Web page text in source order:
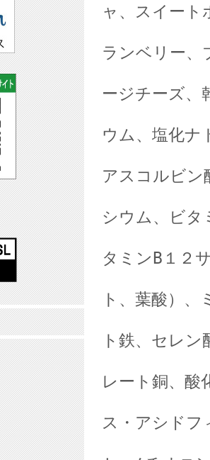
ャ、スイート
ランベリー、
ージチーズ、
ウム、塩化ナ
アスコルビ
シウム、ビタ
タミンB１２
ト、葉酸）、
ト鉄、セレン
レート銅、酸
ス・アシドフ